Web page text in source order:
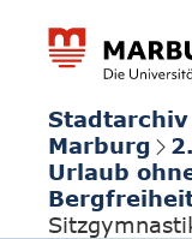
Stadtarchiv
Marburg
Urlaub